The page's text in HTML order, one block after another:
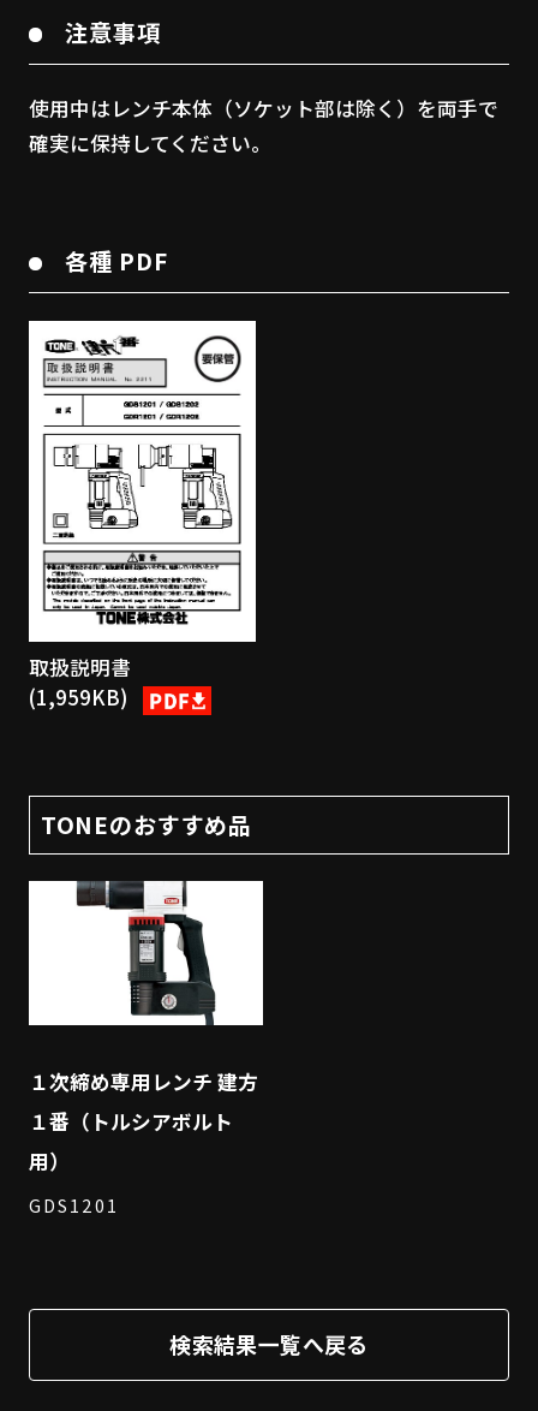
注意事項
使用中はレンチ本体（ソケット部は除く）を両手で
確実に保持してください。
各種 PDF
取扱説明書
(1,959KB)
TONEのおすすめ品
１次締め専用レンチ 建方
１番（トルシアボルト
用）
GDS1201
検索結果一覧へ戻る